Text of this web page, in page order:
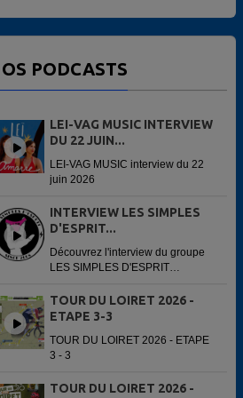
PODCASTS
LEI-VAG MUSIC INTERVIEW
DU 22 JUIN...
LEI-VAG MUSIC interview du 22
juin 2026
INTERVIEW LES SIMPLES
D'ESPRIT...
Découvrez l'interview du groupe
LES SIMPLES D'ESPRIT
13 juin 2026 à la 6e édition du
Festi'Alliance. Interview réalisée
TOUR DU LOIRET 2026 -
ETAPE 3-3
TOUR DU LOIRET 2026 - ETAPE
3 - 3
TOUR DU LOIRET 2026 -